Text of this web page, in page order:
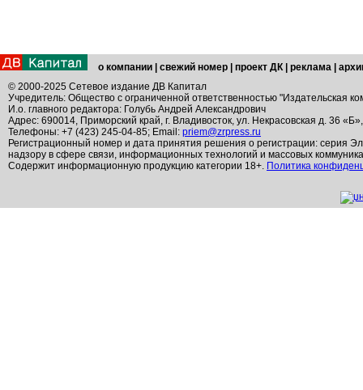
о компании свежий номер проект ДК реклама
© 2000-2025 Сетевое издание ДВ Капитал
Учредитель: Общество с ограниченной ответственностью "Издательская
И.о. главного редактора: Голубь Андрей Александрович
Адрес: 690014, Приморский край, г. Владивосток, ул. Некрасовская д. 36
Телефоны: +7 (423) 245-04-85; Email: priem@zrpress.ru
Регистрационный номер и дата принятия решения о регистрации: серия
надзору в сфере связи, информационных технологий и массовых
Содержит информационную продукцию категории 18+. Политика